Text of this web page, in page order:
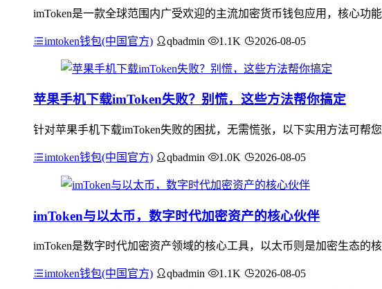
imToken是一款全球范围内广受欢迎的主流加密货币钱包应用，核心
imtoken钱包(中国官方) qbadmin 1.1K 2026-08-05
苹果手机下载imToken失败？别慌，这些方法帮你搞定
针对苹果手机下载imToken失败的困扰，无需慌张，以下实用方法可帮
imtoken钱包(中国官方) qbadmin 1.0K 2026-08-05
imToken与以太币，数字时代加密资产的核心伙伴
imToken是数字时代加密资产领域的核心工具，以太币则是加密生态的
imtoken钱包(中国官方) qbadmin 1.1K 2026-08-05